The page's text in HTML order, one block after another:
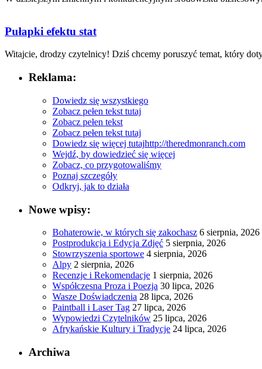
Pułapki efektu stat
Witajcie, drodzy czytelnicy! Dziś chcemy poruszyć temat, który
Reklama:
Dowiedz się wszystkiego
Zobacz pełen tekst tutaj
Zobacz pełen tekst
Zobacz pełen tekst tutaj
Dowiedz się więcej tutajhttp://theredmonranch.com
Wejdź, by dowiedzieć się więcej
Zobacz, co przygotowaliśmy
Poznaj szczegóły
Odkryj, jak to działa
Nowe wpisy:
Bohaterowie, w których się zakochasz 6 sierpnia, 2026
Postprodukcja i Edycja Zdjęć 5 sierpnia, 2026
Stowrzyszenia sportowe 4 sierpnia, 2026
Alpy 2 sierpnia, 2026
Recenzje i Rekomendacje 1 sierpnia, 2026
Współczesna Proza i Poezja 30 lipca, 2026
Wasze Doświadczenia 28 lipca, 2026
Paintball i Laser Tag 27 lipca, 2026
Wypowiedzi Czytelników 25 lipca, 2026
Afrykańskie Kultury i Tradycje 24 lipca, 2026
Archiwa